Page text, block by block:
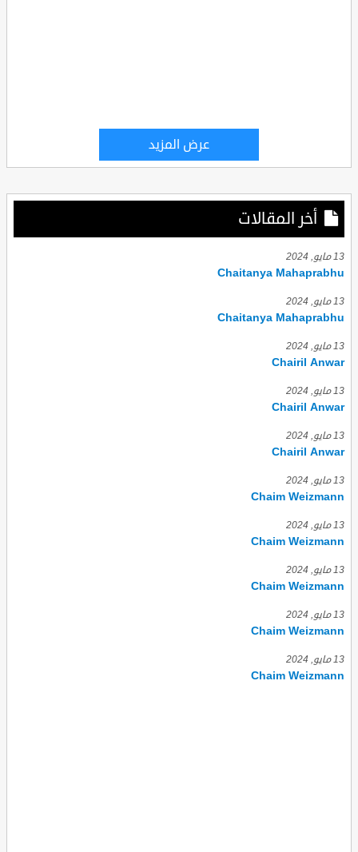
عرض المزيد
أخر المقالات
13 مايو, 2024
Chaitanya Mahaprabhu
13 مايو, 2024
Chaitanya Mahaprabhu
13 مايو, 2024
Chairil Anwar
13 مايو, 2024
Chairil Anwar
13 مايو, 2024
Chairil Anwar
13 مايو, 2024
Chaim Weizmann
13 مايو, 2024
Chaim Weizmann
13 مايو, 2024
Chaim Weizmann
13 مايو, 2024
Chaim Weizmann
13 مايو, 2024
Chaim Weizmann